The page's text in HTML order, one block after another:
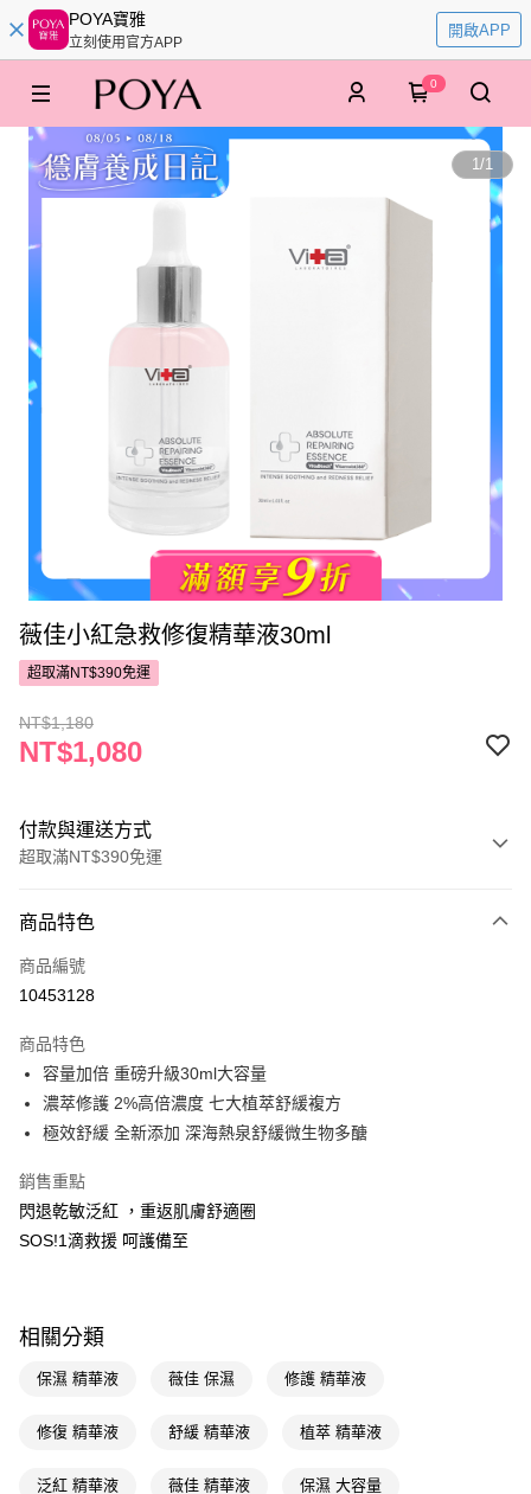
POYA寶雅
立刻使用官方APP
開啟APP
0
1/1
薇佳小紅急救修復精華液30ml
超取滿NT$390免運
NT$1,180
NT$1,080
付款與運送方式
超取滿NT$390免運
POYA支付
信用卡一次付款
LINE Pay
Apple Pay
悠遊付
Google Pay
【關於「AFTEE先享後付」】
便利好安心！
２．便利：只要手機號碼，簡訊認證，即可結帳。
每筆NT$65，滿NT$390(含以上)免運費
商品特色
商品編號
10453128
商品特色
容量加倍 重磅升級30ml大容量
濃萃修護 2%高倍濃度 七大植萃舒緩複方
極效舒緩 全新添加 深海熱泉舒緩微生物多醣
銷售重點
閃退乾敏泛紅 ，重返肌膚舒適圈
SOS!1滴救援 呵護備至
相關分類
保濕 精華液 薇佳 保濕 修護 精華液
修復 精華液 舒緩 精華液 植萃 精華液
泛紅 精華液 薇佳 精華液 保濕 大容量